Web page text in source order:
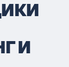
И